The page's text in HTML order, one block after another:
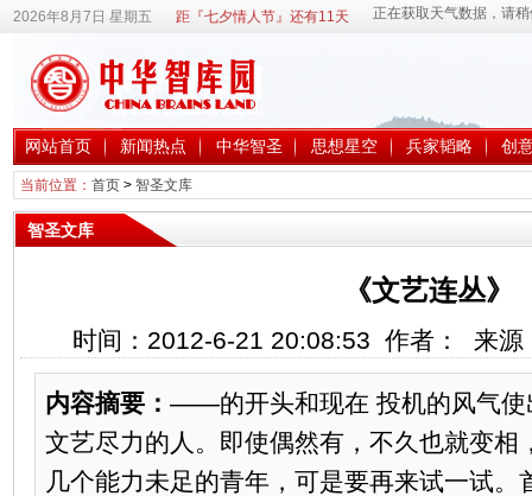
2026年8月7日 星期五 距『七夕情人节』还有11天
网站首页 新闻热点 中华智圣 思想星空 兵家韬略 创
当前位置： 首页> 智圣文库
智圣文库
《文艺连丛》
时间：2012-6-21 20:08:53 作者： 来
内容摘要： ——的开头和现在 投机的风气使
文艺尽力的人。即使偶然有，不久也就变相
几个能力未足的青年，可是要再来试一试。